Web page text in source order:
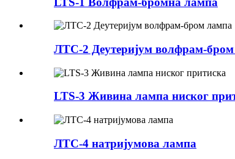
ЛТС-2 Деутеријум волфрам-
LTS-3 Живина лампа ниског
ЛТС-4 натријумова лампа